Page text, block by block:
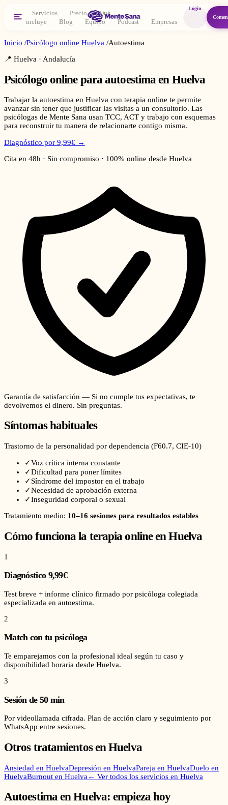
Servicios Precio
Qué
incluye
Blog Equipo Podcast Empresas
Login
Inicio /Psicólogo online Huelva /Autoestima
📍 Huelva · Andalucía
Psicólogo online paraautoestima en Huelva
Trabajar la autoestima en Huelva con terapia online te permite
avanzar sin tener que justificar las visitas a un consultorio. Las
psicólogas de Mente Sana usan TCC, ACT y trabajo con esquemas
para reconstruir tu manera de relacionarte contigo misma.
Diagnóstico por 9,99€ →
Cita en 48h · Sin compromiso · 100% online desde Huelva
Garantía de satisfacción — Si no cumple tus expectativas, te
devolvemos el dinero. Sin preguntas.
Síntomas habituales
Trastorno de la personalidad por dependencia (F60.7, CIE-10)
✓Voz crítica interna constante
✓Dificultad para poner límites
✓ Síndrome del impostor en el trabajo
✓Necesidad de aprobación externa
✓Inseguridad corporal o sexual
Tratamiento medio: 10–16 sesiones para resultados estables
Cómo funciona la terapia online enHuelva
1
Diagnóstico 9,99€
Test breve + informe clínico firmado por psicóloga colegiada
especializada en autoestima.
2
Match con tu psicóloga
Te emparejamos con la profesional ideal según tu caso y
disponibilidad horaria desde Huelva.
3
Sesión de 50 min
Por videollamada cifrada. Plan de acción claro y seguimiento por
WhatsApp entre sesiones.
Otros tratamientos enHuelva
Ansiedad en HuelvaDepresión en HuelvaPareja en HuelvaDuelo en
HuelvaBurnout en Huelva ← Ver todos los servicios en Huelva
AutoestimaenHuelva: empieza hoy